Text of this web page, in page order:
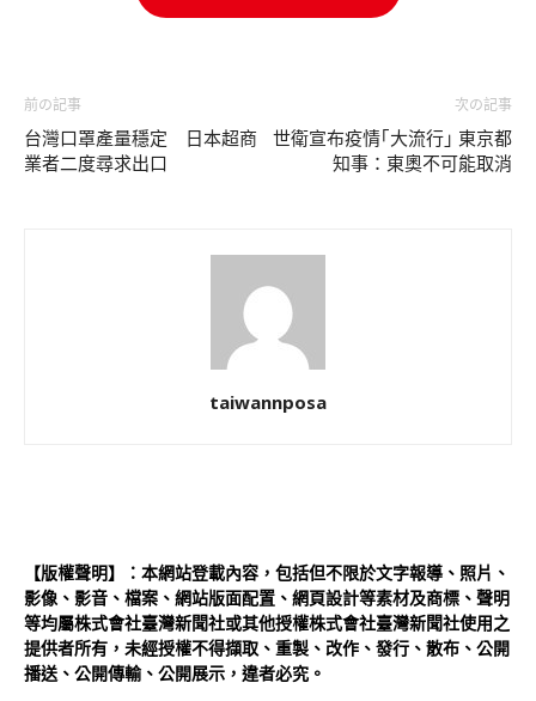
前の記事
台灣口罩產量穩定 日本超商
業者二度尋求出口
次の記事
世衛宣布疫情｢大流行｣ 東京都
知事：東奧不可能取消
taiwannposa
【版權聲明】：本網站登載內容，包括但不限於文字報導、照片、
影像、影音、檔案、網站版面配置、網頁設計等素材及商標、聲明
等均屬株式會社臺灣新聞社或其他授權株式會社臺灣新聞社使用之
提供者所有，未經授權不得擷取、重製、改作、發行、散布、公開
播送、公開傳輸、公開展示，違者必究。